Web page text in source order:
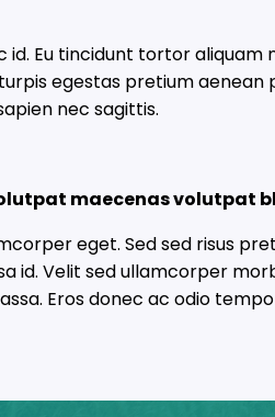
Eu tincidunt tortor aliquam
egestas pretium
nec sagittis.
maecenas volutpat
eget. Sed sed risus
id. Velit sed ullamcorper
Eros donec ac odio